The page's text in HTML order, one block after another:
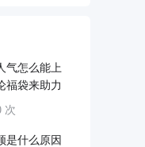
气怎么能上
福袋来助力
次
是什么原因